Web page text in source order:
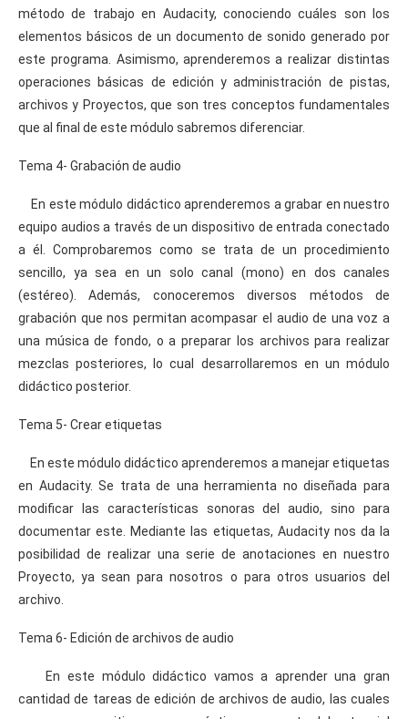
método de trabajo en Audacity, conociendo cuáles son los
elementos básicos de un documento de sonido generado por
este programa. Asimismo, aprenderemos a realizar distintas
operaciones básicas de edición y administración de pistas,
archivos y Proyectos, que son tres conceptos fundamentales
que al final de este módulo sabremos diferenciar.
Tema 4- Grabación de audio
En este módulo didáctico aprenderemos a grabar en nuestro
equipo audios a través de un dispositivo de entrada conectado
a él. Comprobaremos como se trata de un procedimiento
sencillo, ya sea en un solo canal (mono) en dos canales
(estéreo). Además, conoceremos diversos métodos de
grabación que nos permitan acompasar el audio de una voz a
una música de fondo, o a preparar los archivos para realizar
mezclas posteriores, lo cual desarrollaremos en un módulo
didáctico posterior.
Tema 5- Crear etiquetas
En este módulo didáctico aprenderemos a manejar etiquetas
en Audacity. Se trata de una herramienta no diseñada para
modificar las características sonoras del audio, sino para
documentar este. Mediante las etiquetas, Audacity nos da la
posibilidad de realizar una serie de anotaciones en nuestro
Proyecto, ya sean para nosotros o para otros usuarios del
archivo.
Tema 6- Edición de archivos de audio
En este módulo didáctico vamos a aprender una gran
cantidad de tareas de edición de archivos de audio, las cuales